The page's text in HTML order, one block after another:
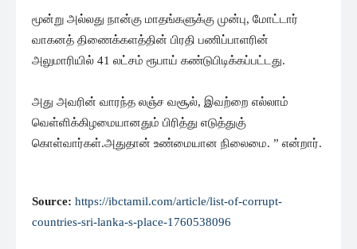
மூன்று அல்லது நான்கு மாதங்களுக்கு முன்பு, மோட்டார்
வாகனத் திணைக்களத்தின் பிரதி பணிப்பாளரின்
அலுமாரியில் 41 லட்சம் ரூபாய் கண்டுபிடிக்கப்பட்டது.
அது அவரின் வாரந்த லஞ்ச வசூல், இவற்றை எல்லாம்
வெள்ளிக்கிழமையானதும் பிரித்து எடுத்துகு்
கொள்வார்கள்.அதுதான் உண்மையான நிலைமை. ” என்றார்.
Source: https://ibctamil.com/article/list-of-corrupt-
countries-sri-lanka-s-place-1760538096